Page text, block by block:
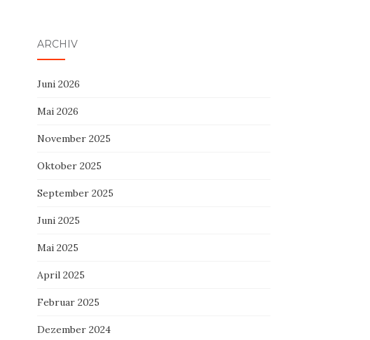
ARCHIV
Juni 2026
Mai 2026
November 2025
Oktober 2025
September 2025
Juni 2025
Mai 2025
April 2025
Februar 2025
Dezember 2024